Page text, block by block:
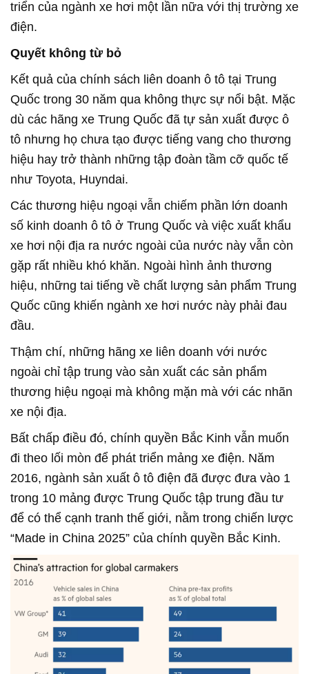
triển của ngành xe hơi một lần nữa với thị trường xe
điện.
Quyết không từ bỏ
Kết quả của chính sách liên doanh ô tô tại Trung
Quốc trong 30 năm qua không thực sự nổi bật. Mặc
dù các hãng xe Trung Quốc đã tự sản xuất được ô
tô nhưng họ chưa tạo được tiếng vang cho thương
hiệu hay trở thành những tập đoàn tầm cỡ quốc tế
như Toyota, Huyndai.
Các thương hiệu ngoại vẫn chiếm phần lớn doanh
số kinh doanh ô tô ở Trung Quốc và việc xuất khẩu
xe hơi nội địa ra nước ngoài của nước này vẫn còn
gặp rất nhiều khó khăn. Ngoài hình ảnh thương
hiệu, những tai tiếng về chất lượng sản phẩm Trung
Quốc cũng khiến ngành xe hơi nước này phải đau
đầu.
Thậm chí, những hãng xe liên doanh với nước
ngoài chỉ tập trung vào sản xuất các sản phẩm
thương hiệu ngoại mà không mặn mà với các nhãn
xe nội địa.
Bất chấp điều đó, chính quyền Bắc Kinh vẫn muốn
đi theo lối mòn để phát triển mảng xe điện. Năm
2016, ngành sản xuất ô tô điện đã được đưa vào 1
trong 10 mảng được Trung Quốc tập trung đầu tư
để có thể cạnh tranh thế giới, nằm trong chiến lược
“Made in China 2025” của chính quyền Bắc Kinh.